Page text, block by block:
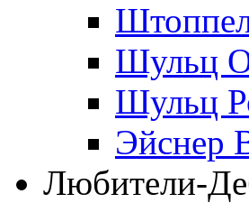
Шульц
Шульц
Эйснер
Любители-